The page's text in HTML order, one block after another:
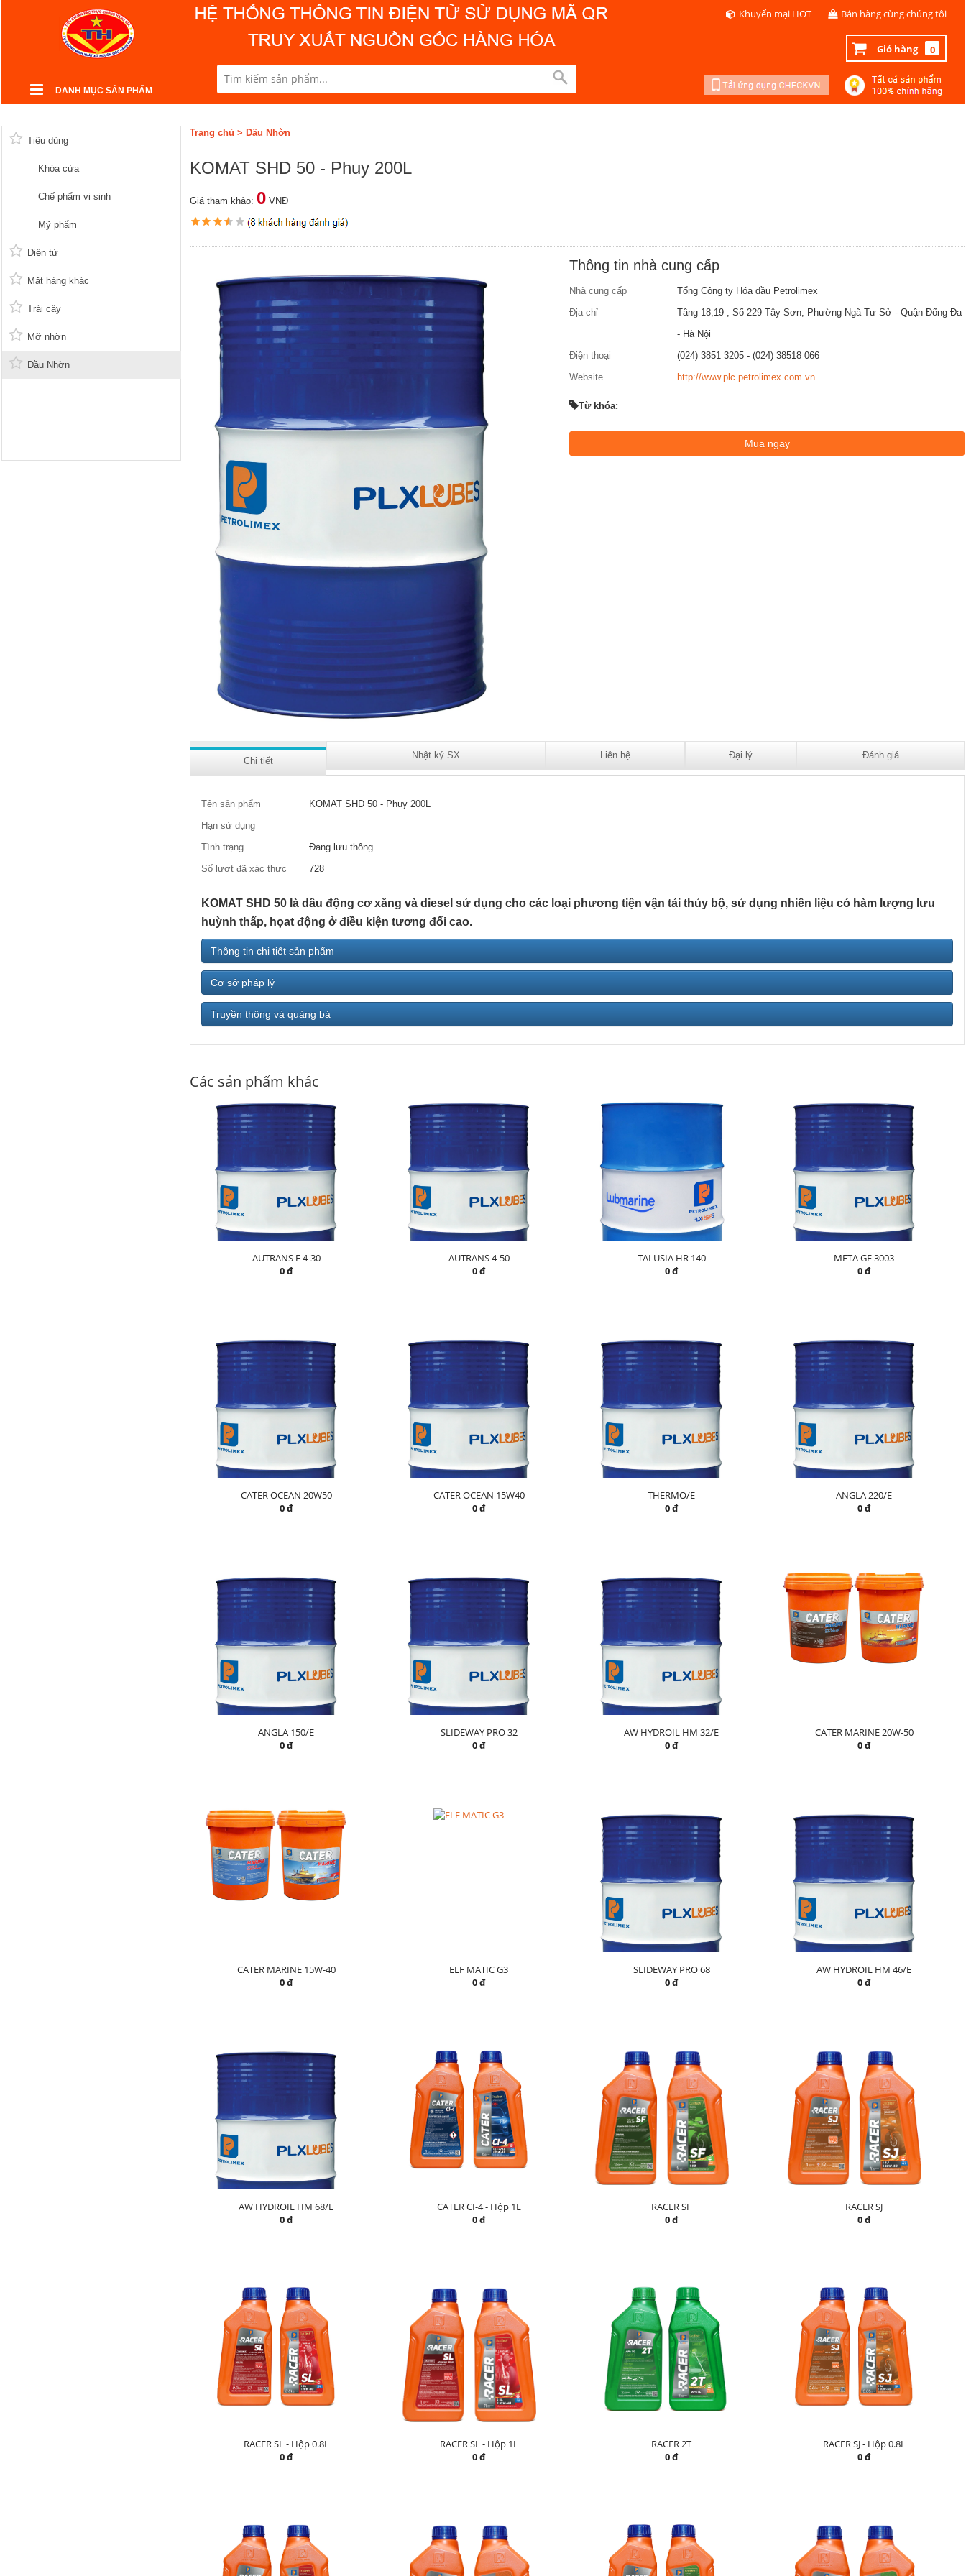
DANH MỤC SẢN PHẨM
Khuyến mại HOT Bán hàng cùng chúng tôi
Giỏ hàng 0
Tiêu dùng
Khóa cửa
Chế phẩm vi sinh
Mỹ phẩm
Điện tử
Mặt hàng khác
Trái cây
Mỡ nhờn
Dầu Nhờn
Trang chủ > Dầu Nhờn
KOMAT SHD 50 - Phuy 200L
Giá tham khảo: 0 VNĐ
Thông tin nhà cung cấp
Nhà cung cấp
Tổng Công ty Hóa dầu Petrolimex
Địa chỉ
Tầng 18,19 , Số 229 Tây Sơn, Phường Ngã Tư Sở - Quận Đống Đa
- Hà Nội
Điện thoại
(024) 3851 3205 - (024) 38518 066
Website
http://www.plc.petrolimex.com.vn
Từ khóa:
Chi tiết
Nhật ký SX Liên hệ Đại lý Đánh giá
Tên sản phẩm
KOMAT SHD 50 - Phuy 200L
Hạn sử dụng
Tình trạng
Đang lưu thông
Số lượt đã xác thực
728
KOMAT SHD 50 là dầu động cơ xăng và diesel sử dụng cho các loại phương tiện vận tải thủy bộ, sử dụng nhiên liệu có hàm lượng lưu
huỳnh thấp, họat động ở điều kiện tương đối cao.
Thông tin chi tiết sản phẩm
Cơ sở pháp lý
Truyền thông và quảng bá
Các sản phẩm khác
AUTRANS E 4-30
0 đ
AUTRANS 4-50
0 đ
TALUSIA HR 140
0 đ
META GF 3003
0 đ
CATER OCEAN 20W50
0 đ
CATER OCEAN 15W40
0 đ
THERMO/E
0 đ
ANGLA 220/E
0 đ
ANGLA 150/E
0 đ
SLIDEWAY PRO 32
0 đ
AW HYDROIL HM 32/E
0 đ
CATER MARINE 20W-50
0 đ
CATER MARINE 15W-40
0 đ
ELF MATIC G3
0 đ
SLIDEWAY PRO 68
0 đ
AW HYDROIL HM 46/E
0 đ
AW HYDROIL HM 68/E
0 đ
CATER CI-4 - Hộp 1L
0 đ
RACER SF
0 đ
RACER SJ
0 đ
RACER SL - Hộp 0.8L
0 đ
RACER SL - Hộp 1L
0 đ
RACER 2T
0 đ
RACER SJ - Hộp 0.8L
0 đ